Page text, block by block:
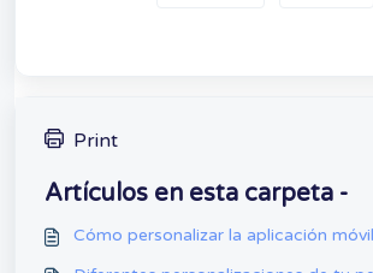
Print
Artículos en esta carpeta -
Cómo personalizar la aplicación móvil